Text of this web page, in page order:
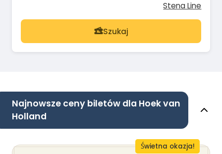
Stena Line
Szukaj
Najnowsze ceny biletów dla Hoek van
Holland
Świetna okazja!